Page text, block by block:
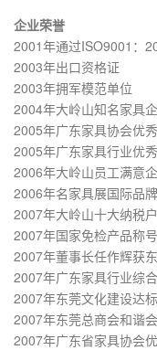
企业荣誉
2001年通过ISO9001：
2003年出口资格证
2003年拥军模范单位
2004年大岭山知名家具
2005年广东家具协会优
2005年广东家具行业优
2006年大岭山员工满意
2006年名家具展国际品
2007年大岭山十大纳税户
2007年国家免检产品称号
2007年董事长任作辉获
2007年广东家具行业综
2007年东莞文化建设达
2007年东莞总商会和谐
2007年广东省家具协会